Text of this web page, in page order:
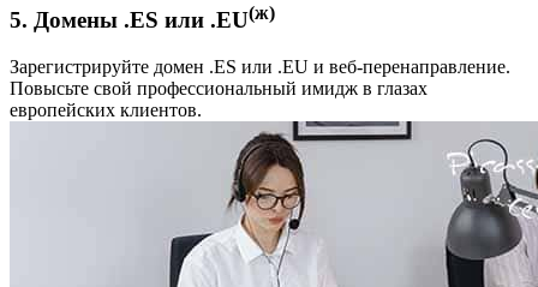
5. Домены .ES или .EU(ж)
Зарегистрируйте домен .ES или .EU и веб-перенаправление.
Повысьте свой профессиональный имидж в глазах
европейских клиентов.